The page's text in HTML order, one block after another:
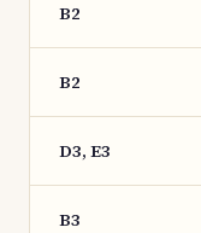
B2
B2
D3, E3
B3